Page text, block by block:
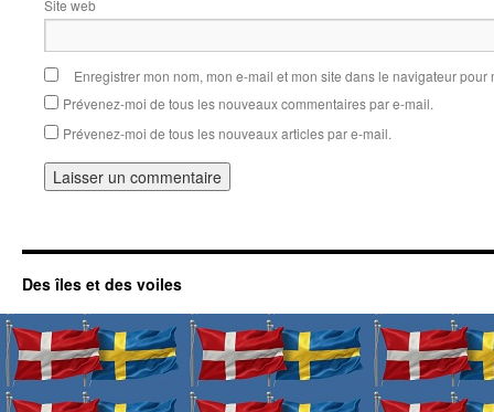
Site web
Enregistrer mon nom, mon e-mail et mon site dans le navigateur
Prévenez-moi de tous les nouveaux commentaires par e-mail.
Prévenez-moi de tous les nouveaux articles par e-mail.
Des îles et des voiles